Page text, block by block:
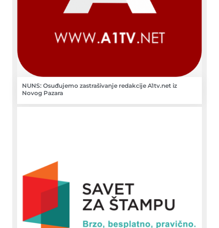
NUNS: Osuđujemo zastrašivanje redakcije A1tv.net iz
Novog Pazara